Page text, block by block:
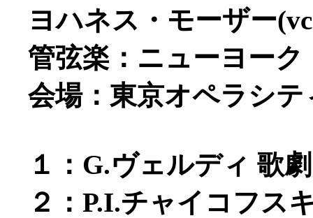
ヨハネス・モーザー
管弦楽：ニューヨー
会場：東京オペラシ
１：G.ヴェルディ 歌
２：P.I.チャイコフス